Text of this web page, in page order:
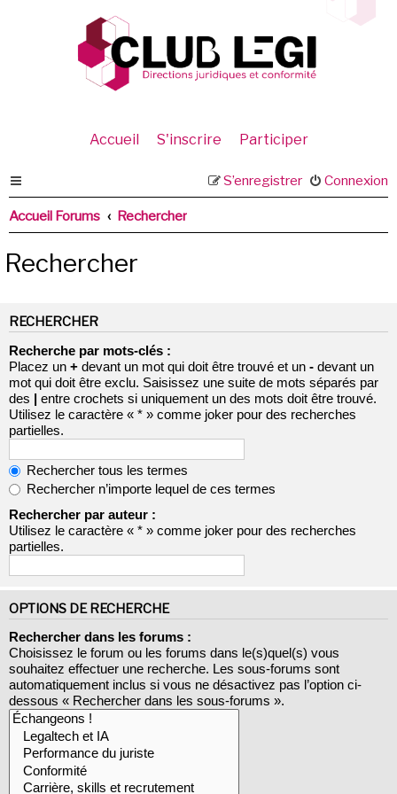
Accueil S'inscrire Participer
Connexion
S’enregistrer
Accueil Forums Rechercher
Rechercher
RECHERCHER
Recherche par mots-clés :
Placez un + devant un mot qui doit être trouvé et un - devant un
mot qui doit être exclu. Saisissez une suite de mots séparés par
des | entre crochets si uniquement un des mots doit être trouvé.
Utilisez le caractère « * » comme joker pour des recherches
partielles.
Rechercher tous les termes
Rechercher n’importe lequel de ces termes
Rechercher par auteur :
Utilisez le caractère « * » comme joker pour des recherches
partielles.
OPTIONS DE RECHERCHE
Rechercher dans les forums :
Choisissez le forum ou les forums dans le(s)quel(s) vous
souhaitez effectuer une recherche. Les sous-forums sont
automatiquement inclus si vous ne désactivez pas l’option ci-
dessous « Rechercher dans les sous-forums ».